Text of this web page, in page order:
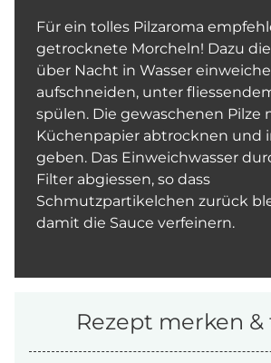
Für ein tolles Pilzaroma
getrocknete Morcheln! Dazu
über Nacht in Wasser
aufschneiden, unter
spülen. Die gewaschenen Pilze
Küchenpapier abtrocknen und
geben. Das Einweichwasser
Filter abgiessen, so dass
Schmutzpartikelchen zurück
damit die Sauce verfeinern.
Rezept merken &